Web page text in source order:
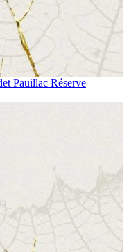
Pauillac Réserve